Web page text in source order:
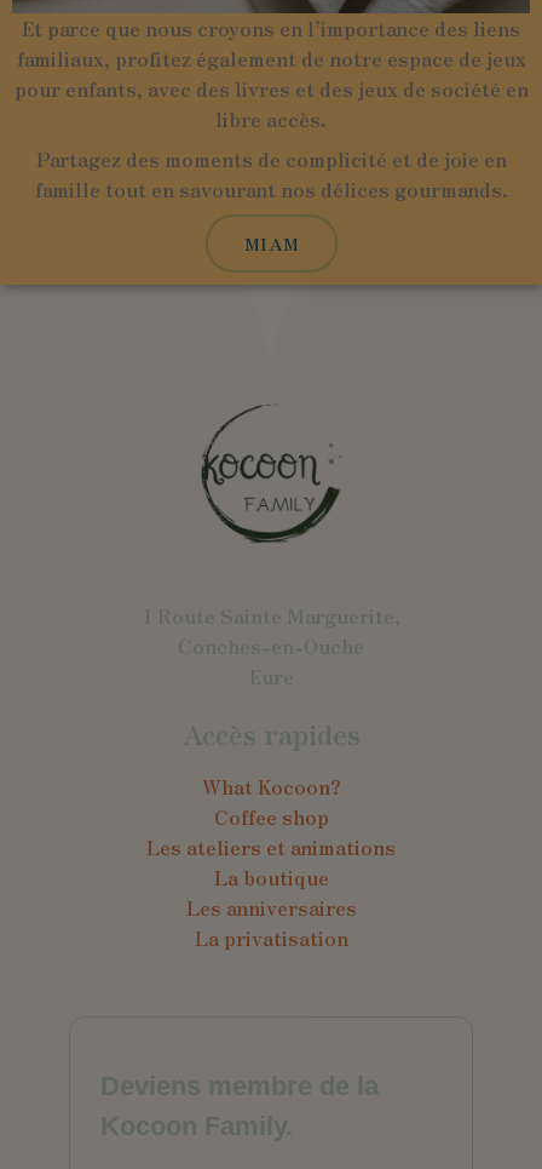
Et parce que nous croyons en l’importance des liens
familiaux, profitez également de notre espace de jeux
pour enfants, avec des livres et des jeux de société en
libre accès.
Partagez des moments de complicité et de joie en
famille tout en savourant nos délices gourmands.
MIAM
1 Route Sainte Marguerite,
Conches-en-Ouche
Eure
Accès rapides
What Kocoon?
Coffee shop
Les ateliers et animations
La boutique
Les anniversaires
La privatisation
Deviens membre de la
Kocoon Family.